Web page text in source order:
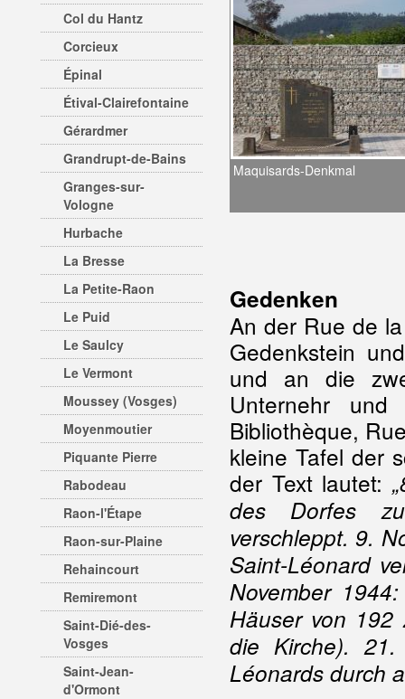
Col du Hantz
Corcieux
Épinal
Étival-Clairefontaine
Gérardmer
Grandrupt-de-Bains
Granges-sur-
Vologne
Hurbache
La Bresse
La Petite-Raon
Le Puid
Le Saulcy
Le Vermont
Moussey (Vosges)
Moyenmoutier
Piquante Pierre
Rabodeau
Raon-l'Étape
Raon-sur-Plaine
Rehaincourt
Remiremont
Saint-Dié-des-
Vosges
Saint-Jean-
d'Ormont
Maquisards-Denkmal
Gedenken
An der Rue de
Gedenkstein
und an die
Unternehr
Bibliothèque,
kleine Tafel der
der Text lautet:
des Dorfes
verschleppt. 9.
Saint-Léonard
November
Häuser von
die Kirche).
Léonards durch